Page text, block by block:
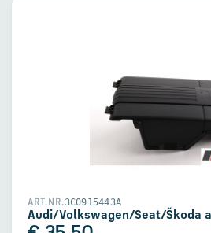
ART.NR.3C0915443A
Audi/Volkswagen/Seat/Škoda